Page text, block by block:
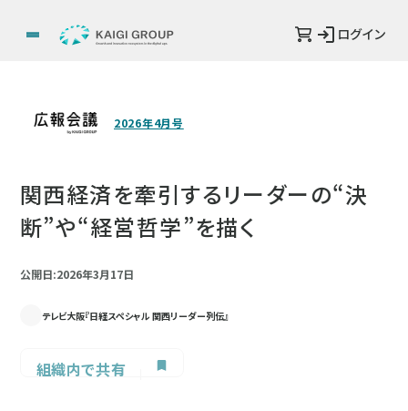
ログイン
2026年4月号
関西経済を牽引するリーダーの“決
断”や“経営哲学”を描く
公開日:2026年3月17日
テレビ大阪『日経スペシャル 関西リーダー列伝』
組織内で共有